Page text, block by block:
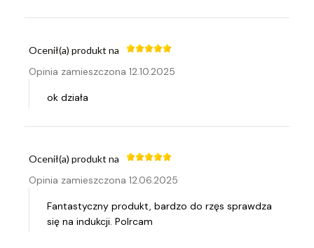
Ocenił(a) produkt na
Opinia zamieszczona 12.10.2025
ok działa
Ocenił(a) produkt na
Opinia zamieszczona 12.06.2025
Fantastyczny produkt, bardzo do rzęs sprawdza
się na indukcji. Polrcam